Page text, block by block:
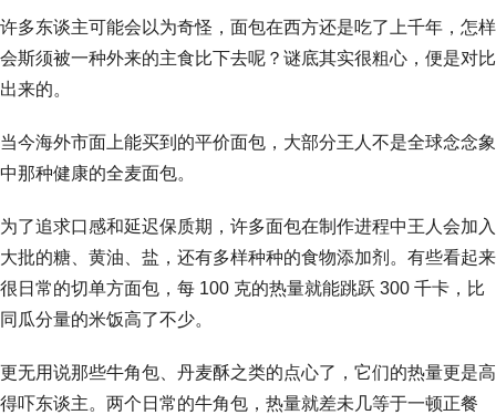
许多东谈主可能会以为奇怪，面包在西方还是吃了上千年，怎样
会斯须被一种外来的主食比下去呢？谜底其实很粗心，便是对比
出来的。
当今海外市面上能买到的平价面包，大部分王人不是全球念念象
中那种健康的全麦面包。
为了追求口感和延迟保质期，许多面包在制作进程中王人会加入
大批的糖、黄油、盐，还有多样种种的食物添加剂。有些看起来
很日常的切单方面包，每 100 克的热量就能跳跃 300 千卡，比
同瓜分量的米饭高了不少。
更无用说那些牛角包、丹麦酥之类的点心了，它们的热量更是高
得吓东谈主。两个日常的牛角包，热量就差未几等于一顿正餐